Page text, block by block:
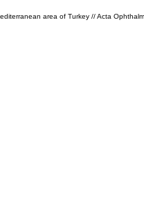
area of Turkey // Acta